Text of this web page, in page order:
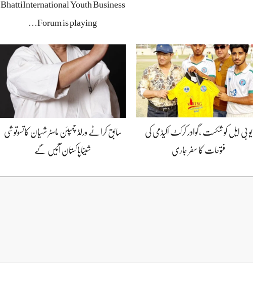
BhattiInternational Youth Business
Forum is playing…
یو بی ایل کو شکست ،گوادر کرکٹ اکیڈمی کی
فتوحات کا سفر جاری
سابق کراٹے ورلڈ چمپئن ماسٹر شہیان کاتسوتوشی
شیناپاکستان آئیں گے